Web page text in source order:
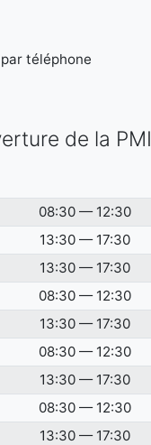
téléphone
de la PMI
08:30 — 12:30
13:30 — 17:30
13:30 — 17:30
08:30 — 12:30
13:30 — 17:30
08:30 — 12:30
13:30 — 17:30
08:30 — 12:30
13:30 — 17:30